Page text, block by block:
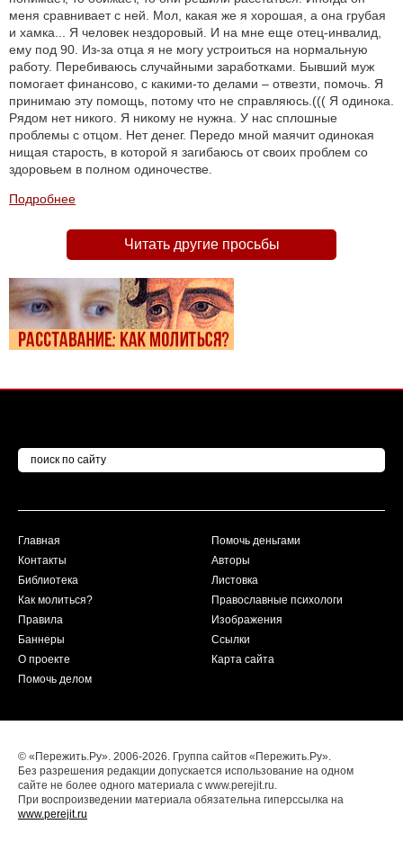
меня сравнивает с ней. Мол, какая же я хорошая, а она грубая
и хамка... Я человек нездоровый. И на мне еще отец-инвалид,
ему под 90. Из-за отца я не могу устроиться на нормальную
работу. Перебиваюсь случайными заработками. Бывший муж
помогает финансово, с какими-то делами – отвезти, помочь. Я
принимаю эту помощь, потому что не справляюсь.((( Я одинока.
Рядом нет никого. Я никому не нужна. У нас сплошные
проблемы с отцом. Нет денег. Передо мной маячит одинокая
нищая старость, в которой я загибаюсь от своих проблем со
здоровьем в полном одиночестве.
Подробнее
Читать другие просьбы
Главная
Контакты
Библиотека
Как молиться?
Правила
Баннеры
О проекте
Помочь делом
Помочь деньгами
Авторы
Листовка
Православные психологи
Изображения
Ссылки
Карта сайта
© «Пережить.Ру». 2006-2026. Группа сайтов «Пережить.Ру».
Без разрешения редакции допускается использование на одном
сайте не более одного материала с www.perejit.ru.
При воспроизведении материала обязательна гиперссылка на
www.perejit.ru